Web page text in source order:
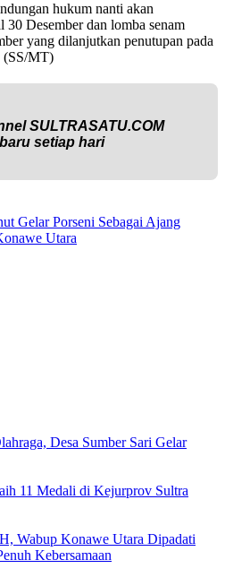
hukum nanti akan
30 Desember dan lomba senam
yang dilanjutkan penutupan pada
(SS/MT)
SULTRASATU.COM
setiap hari
Gelar Porseni Sebagai Ajang
Utara
Desa Sumber Sari Gelar
11 Medali di Kejurprov Sultra
Wabup Konawe Utara Dipadati
Kebersamaan